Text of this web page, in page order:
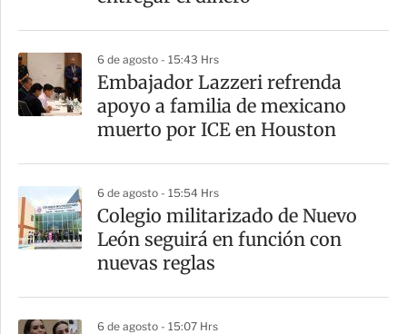
6 de agosto - 15:43 Hrs
Embajador Lazzeri refrenda
apoyo a familia de mexicano
muerto por ICE en Houston
6 de agosto - 15:54 Hrs
Colegio militarizado de Nuevo
León seguirá en función con
nuevas reglas
6 de agosto - 15:07 Hrs